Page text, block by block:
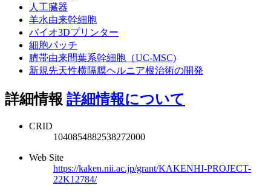
人工臓器
羊水由来幹細胞
バイオ3Dプリンター
細胞パッチ
臍帯由来間葉系幹細胞（UC-MSC)
新規先天性横隔膜ヘルニア根治術の開発
詳細情報 詳細情報について
CRID
1040854882538272000
Web Site
https://kaken.nii.ac.jp/grant/KAKENHI-PROJECT-
22K12784/